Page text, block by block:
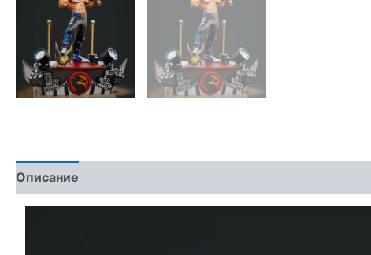
Описание